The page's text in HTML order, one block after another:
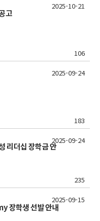
고
106
2025-10-21
183
2025-09-24
리더십 장학금 안
235
2025-09-24
장학생 선발 안내
2025-09-15